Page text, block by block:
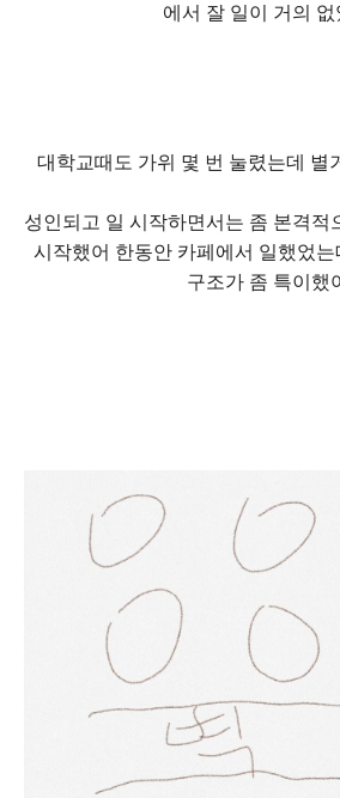
에서 잘 일이 거의 없
대학교때도 가위 몇 번 눌렸는데 별
성인되고 일 시작하면서는 좀 본격적
시작했어 한동안 카페에서 일했었
구조가 좀 특이했